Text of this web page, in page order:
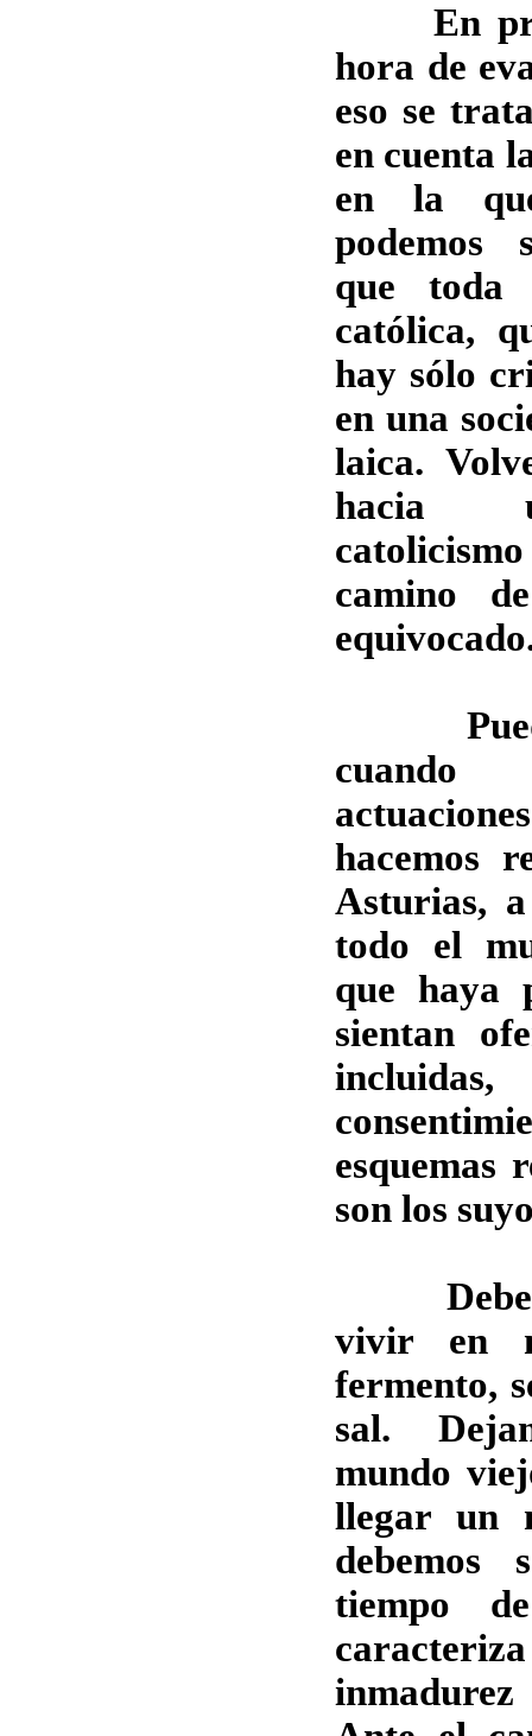
En
hora de
eso se
en cuenta
en la
podemos
que toda
católica,
hay sólo
en una
laica.
hacia
camino
Puede
cuando
hacemos
Asturias,
todo el
que haya
sientan
esquemas
son los
vivir en
fermento,
sal.
mundo
llegar un
debemos
tiempo